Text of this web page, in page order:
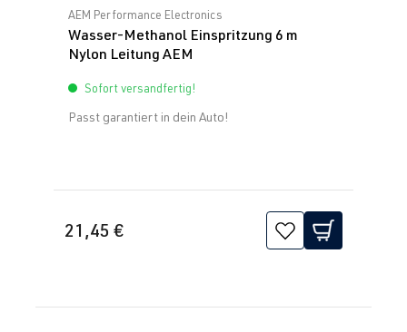
Durchschnittliche Bewertung von 5 von 5 Sternen
AEM Performance Electronics
Wasser-Methanol Einspritzung 6 m
Nylon Leitung AEM
Sofort versandfertig!
Passt garantiert in dein Auto!
21,45 €